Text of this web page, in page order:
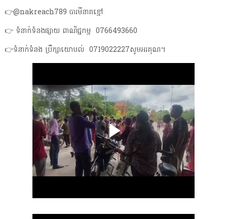
👉@nakreach789 បារមីនាគខ្មៅ
👉 ទំនាក់ទំនងផ្សាយ ពាណិជ្ជកម្ម 0766493660
👉ទំនាក់ទំនង ប្រឹក្សាយោបល់ 0719022227សូមអរគុណ។